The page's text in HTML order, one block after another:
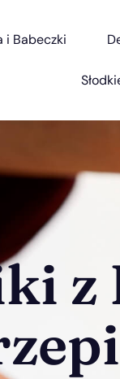
i Babeczki
z